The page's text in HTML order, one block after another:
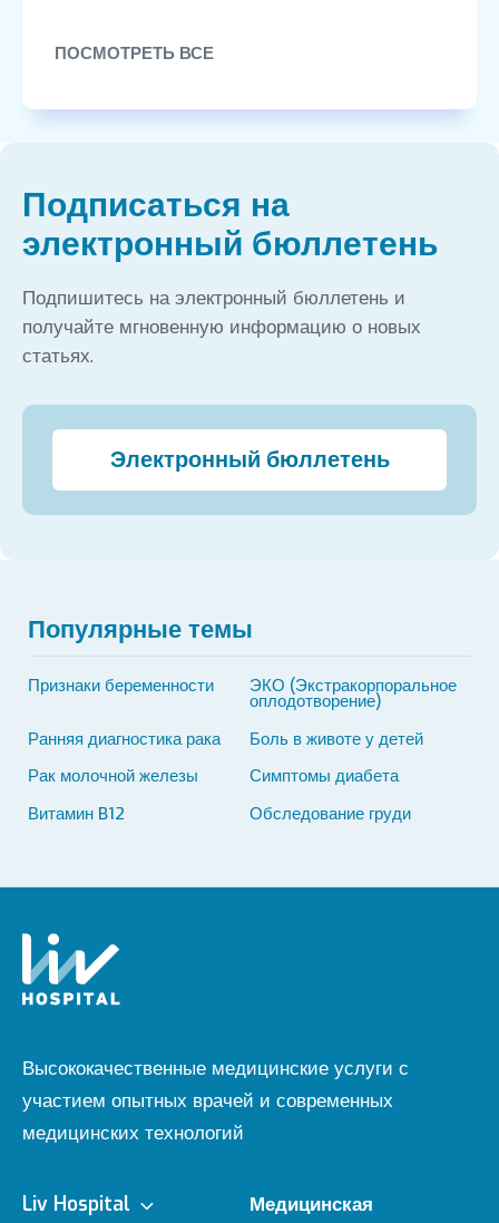
Университет Чанаккале Онсекиз Март,
внутренней медицины (2011-2017)
внутренней медицины. Эндокринология
и метаболические заболевания (2017–)
ПОСМОТРЕТЬ ВСЕ
Подписаться на
электронный бюллетень
Подпишитесь на электронный бюллетень и
получайте мгновенную информацию о новых
статьях.
Электронный бюллетень
Популярные темы
Признаки беременности ЭКО (Экстракорпоральное
оплодотворение)
Ранняя диагностика рака
Боль в животе у детей
Рак молочной железы
Симптомы диабета
Витамин B12
Обследование груди
Высококачественные медицинские услуги с
участием опытных врачей и современных
медицинских технологий
Liv Hospital
Медицинская